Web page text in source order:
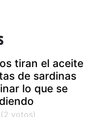
tiran el aceite
de sardinas
lo que se